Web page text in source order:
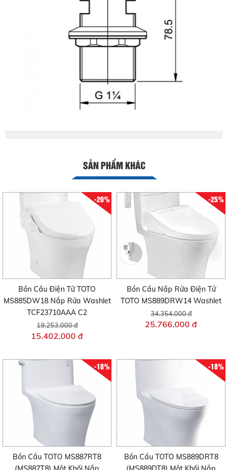
SẢN PHẨM KHÁC
-20%
Bồn Cầu Điện Tử TOTO
MS885DW18 Nắp Rửa Washlet
TCF23710AAA C2
19.253.000 đ
15.402.000 đ
-25%
Bồn Cầu Nắp Rửa Điện Tử
TOTO MS889DRW14 Washlet
34.354.000 đ
25.766.000 đ
-18%
Bồn Cầu TOTO MS887RT8
-18%
Bồn Cầu TOTO MS889DRT8